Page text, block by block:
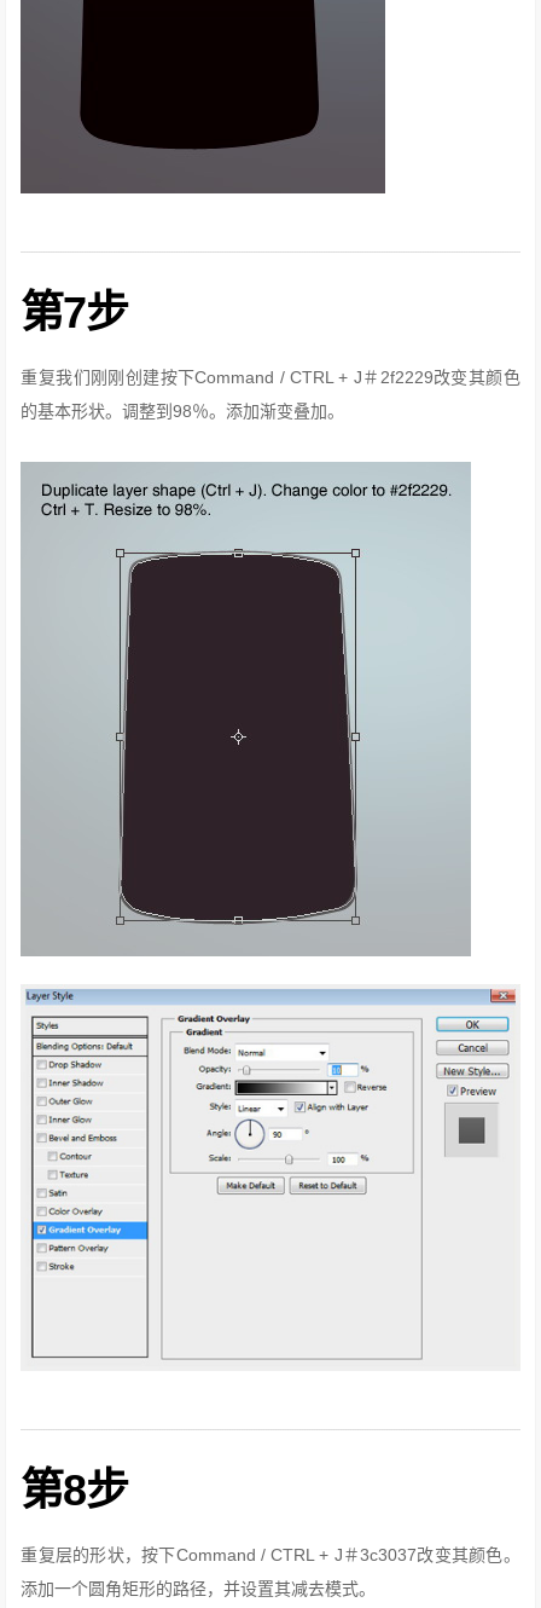
第7步
重复我们刚刚创建按下Command / CTRL + J＃2f2229改变其颜色
的基本形状。调整到98％。 添加渐变叠加。
第8步
重复层的形状，按下Command / CTRL + J＃3c3037改变其颜色。
添加一个圆角矩形的路径，并设置其减去模式。